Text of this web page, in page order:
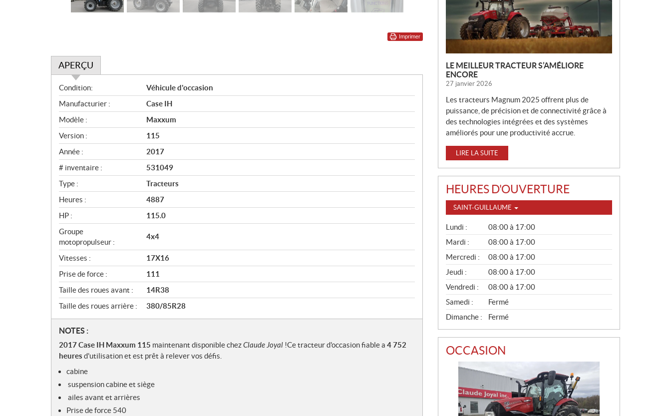
Imprimer
APERÇU
A
p
e
r
ç
u
Condition:
Véhicule d'occasion
Manufacturier :
Case IH
Modèle :
Maxxum
Version :
115
Année :
2017
# inventaire :
531049
Type :
Tracteurs
Heures :
4887
HP :
115.0
Groupe
motopropulseur :
4x4
Vitesses :
17X16
Prise de force :
111
Taille des roues avant :
14R38
Taille des roues arrière :
380/85R28
N
o
t
s
NOTES :
2017 Case IH Maxxum 115 maintenant disponible chezClaude Joyal !Ce tracteur d'occasion fiable a 4 752
heures d'utilisation et est prêt à relever vos défis.
cabine
suspension cabine et siège
ailes avant et arrières
Prise de force 540
U
E
L
L
E
S
LE MEILLEUR TRACTEUR S’AMÉLIORE
ENCORE
27 janvier 2026
Les tracteurs Magnum 2025 offrent plus de
puissance, de précision et de connectivité grâce à
des technologies intégrées et des systèmes
améliorés pour une productivité accrue.
LIRE LA SUITE
HEURES D'OUVERTURE
SAINT-GUILLAUME
G
É
N
É
R
A
L
Lundi :
08:00 à 17:00
Mardi :
08:00 à 17:00
Mercredi :
08:00 à 17:00
Jeudi :
08:00 à 17:00
Vendredi :
08:00 à 17:00
Samedi :
Fermé
Dimanche :
Fermé
OCCASION